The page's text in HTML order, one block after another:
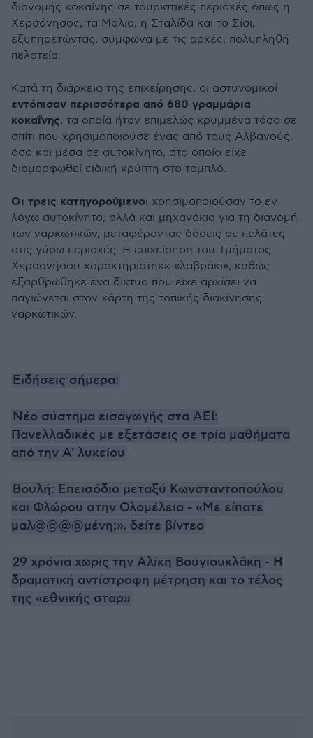
διανομής κοκαΐνης σε τουριστικές περιοχές όπως η
Χερσόνησος, τα Μάλια, η Σταλίδα και το Σίσι,
εξυπηρετώντας, σύμφωνα με τις αρχές, πολυπληθή
πελατεία.
Κατά τη διάρκεια της επιχείρησης, οι αστυνομικοί
εντόπισαν περισσότερα από 680 γραμμάρια
κοκαΐνης, τα οποία ήταν επιμελώς κρυμμένα τόσο σε
σπίτι που χρησιμοποιούσε ένας από τους Αλβανούς,
όσο και μέσα σε αυτοκίνητο, στο οποίο είχε
διαμορφωθεί ειδική κρύπτη στο ταμπλό.
Οι τρεις κατηγορούμενοι χρησιμοποιούσαν το εν
λόγω αυτοκίνητο, αλλά και μηχανάκια για τη διανομή
των ναρκωτικών, μεταφέροντας δόσεις σε πελάτες
στις γύρω περιοχές. Η επιχείρηση του Τμήματος
Χερσονήσου χαρακτηρίστηκε «λαβράκι», καθώς
εξαρθρώθηκε ένα δίκτυο που είχε αρχίσει να
παγιώνεται στον χάρτη της τοπικής διακίνησης
ναρκωτικών.
Ειδήσεις σήμερα:
Νέο σύστημα εισαγωγής στα ΑΕΙ:
Πανελλαδικές με εξετάσεις σε τρία μαθήματα
από την Α' λυκείου
Βουλή: Επεισόδιο μεταξύ Κωνσταντοπούλου
και Φλώρου στην Ολομέλεια - «Με είπατε
μαλ@@@@μένη;», δείτε βίντεο
29 χρόνια χωρίς την Αλίκη Βουγιουκλάκη - Η
δραματική αντίστροφη μέτρηση και το τέλος
της «εθνικής σταρ»